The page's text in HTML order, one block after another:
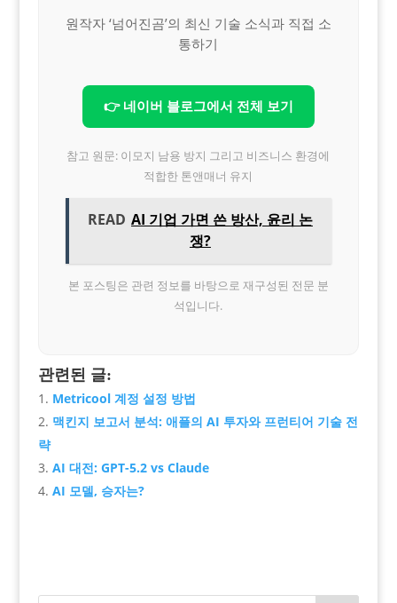
원작자 ‘넘어진곰’의 최신 기술 소식과 직접 소
통하기
👉 네이버 블로그에서 전체 보기
참고 원문: 이모지 남용 방지 그리고 비즈니스 환경에
적합한 톤앤매너 유지
READ AI 기업 가면 쓴 방산, 윤리 논
쟁?
본 포스팅은 관련 정보를 바탕으로 재구성된 전문 분
석입니다.
관련된 글:
Metricool 계정 설정 방법
맥킨지 보고서 분석: 애플의 AI 투자와 프런티어 기술 전
략
AI 대전: GPT-5.2 vs Claude
AI 모델, 승자는?